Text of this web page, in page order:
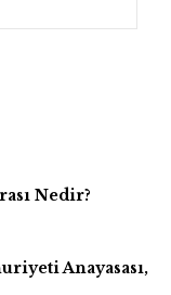
Nedir?
Anayasası,